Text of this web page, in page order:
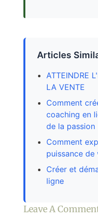
Articles
ATTEINDRE
LA VENTE
Comment
coaching en
de la passion
Comment
puissance de
Créer et
ligne
Leave A